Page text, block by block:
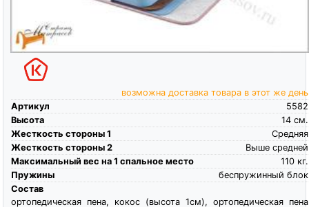
возможна доставка товара в этот же день
Артикул
5582
Высота
см.
14
Жесткость стороны 1
Средняя
Жесткость стороны 2
Выше средней
Максимальный вес на 1 спальное место
кг.
110
Пружины
беспружинный блок
Состав
ортопедическая пена, кокос (высота 1см), ортопедическая пена